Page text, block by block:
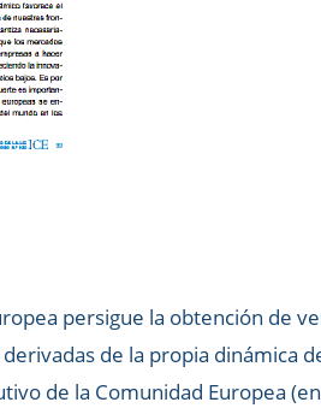
persigue la obtención de
de la propia dinámica
de la Comunidad Europea